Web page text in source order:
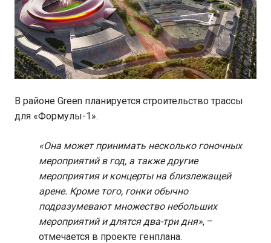
В районе Green планируется строительство трассы
для «Формулы-1».
«Она может принимать несколько гоночных
мероприятий в год, а также другие
мероприятия и концерты на близлежащей
арене. Кроме того, гонки обычно
подразумевают множество небольших
мероприятий и длятся два-три дня», –
отмечается в проекте генплана.